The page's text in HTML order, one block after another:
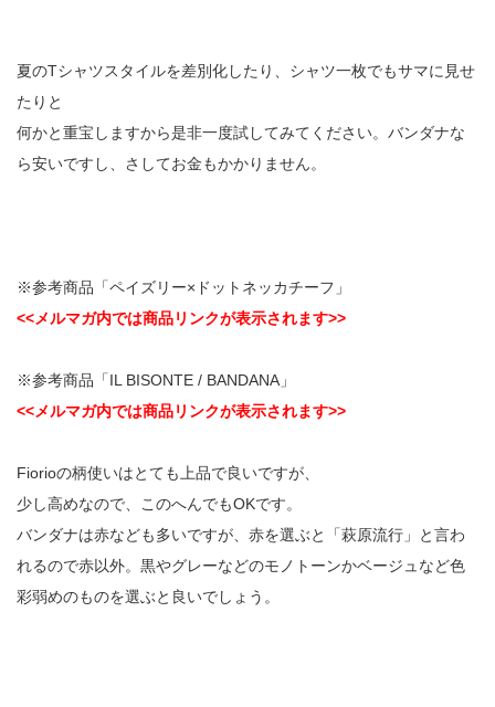
夏のTシャツスタイルを差別化したり、シャツ一枚でもサマに見せ
たりと
何かと重宝しますから是非一度試してみてください。バンダナな
ら安いですし、さしてお金もかかりません。
※参考商品「ペイズリー×ドットネッカチーフ」
<<メルマガ内では商品リンクが表示されます>>
※参考商品「IL BISONTE / BANDANA」
<<メルマガ内では商品リンクが表示されます>>
Fiorioの柄使いはとても上品で良いですが、
少し高めなので、このへんでもOKです。
バンダナは赤なども多いですが、赤を選ぶと「萩原流行」と言わ
れるので赤以外。黒やグレーなどのモノトーンかベージュなど色
彩弱めのものを選ぶと良いでしょう。